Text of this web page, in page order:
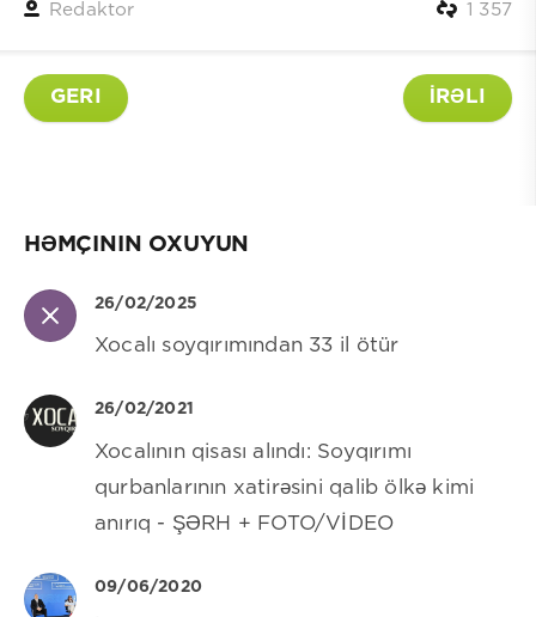
Redaktor 1 357
GERI İRƏLI
HƏMÇININ OXUYUN
26/02/2025
Xocalı soyqırımından 33 il ötür
26/02/2021
Xocalının qisası alındı: Soyqırımı
qurbanlarının xatirəsini qalib ölkə kimi
anırıq - ŞƏRH + FOTO/VİDEO
09/06/2020